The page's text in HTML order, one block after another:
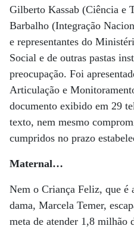
Gilberto Kassab (Ciência e
Barbalho (Integração
e representantes do
Social e de outras pastas
preocupação. Foi
Articulação e
documento exibido em 29
texto, nem mesmo
cumpridos no prazo
Maternal…
Nem o Criança Feliz, que é
dama, Marcela Temer,
meta de atender 1,8 milhão